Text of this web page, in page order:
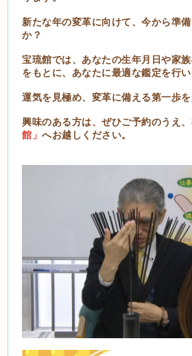
新たな年の変革に向けて、今から準
か？
宝琉館では、あなたの生年月日や家
をもとに、あなたに最適な鑑定を行い
運気を見極め、変革に備える第一歩を
興味のある方は、ぜひご予約のうえ、
館」へお越しください。